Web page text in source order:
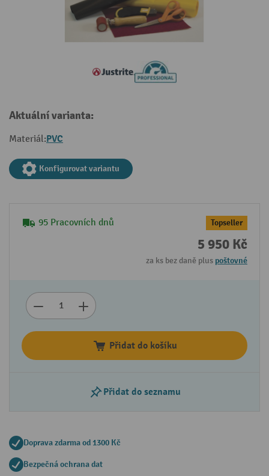
Aktuální varianta:
Materiál:PVC
Konfigurovat variantu
95 Pracovních dnů Topseller
5 950 Kč
za ks bez daně plus poštovné
Přidat do košíku
Přidat do seznamu
Doprava zdarma od 1300 Kč
Bezpečná ochrana dat